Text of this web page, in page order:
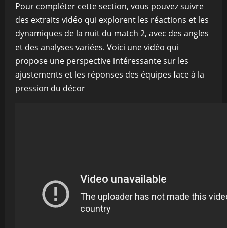
Pour compléter cette section, vous pouvez suivre
des extraits vidéo qui explorent les réactions et les
dynamiques de la nuit du match 2, avec des angles
et des analyses variées. Voici une vidéo qui
propose une perspective intéressante sur les
ajustements et les réponses des équipes face à la
pression du décor